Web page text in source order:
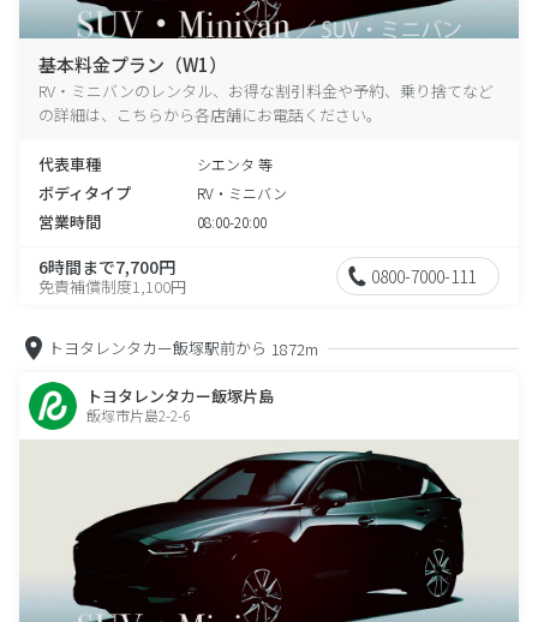
基本料金プラン（W1）
RV・ミニバンのレンタル、お得な割引料金や予約、乗り捨てなど
の詳細は、こちらから各店舗にお電話ください。
代表車種 シエンタ 等
ボディタイプ RV・ミニバン
営業時間 08:00-20:00
6時間まで7,700円
免責補償制度1,100円 0800-7000-111
トヨタレンタカー飯塚駅前から 1872m
トヨタレンタカー飯塚片島
飯塚市片島2-2-6